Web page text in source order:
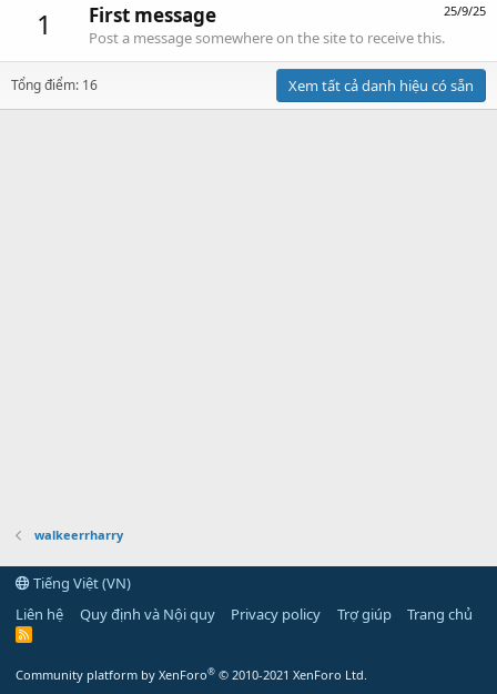
1 25/9/25
First message
Post a message somewhere on the site to receive this.
Tổng điểm: 16 Xem tất cả danh hiệu có sẵn
walkeerrharry
Tiếng Việt (VN)
Liên hệ
Quy định và Nội quy Privacy policy Trợ giúp Trang chủ
R
Community platform by XenForo® © 2010-2021 XenForo Ltd.